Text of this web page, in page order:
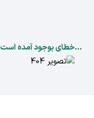
...خطای بوجود آمده است